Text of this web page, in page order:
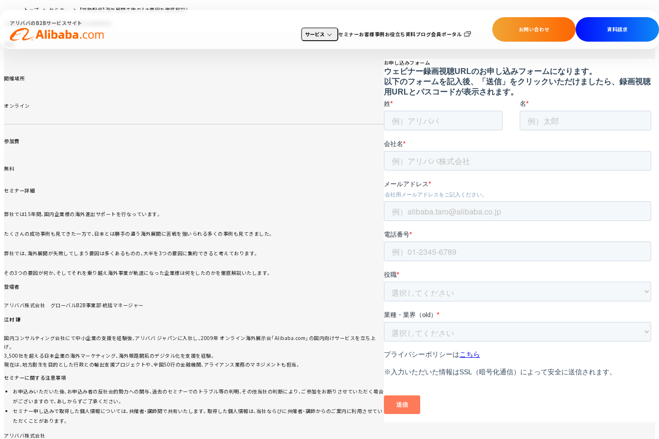
アリババのB2Bサービスサイト
サービス
セミナーお客様事例お役立ち資料ブログ会員ポータル
お問い合わせ 資料請求
トップ セミナー
【常時配信】海外展開失敗の3大要因を徹底解説！
【常時配信】海外展開失敗の3大要因を徹底解説！
開催場所
オンライン
参加費
無料
セミナー詳細
弊社では15年間、国内企業様の海外進出サポートを行なっています。
たくさんの成功事例も見てきた一方で、日本とは勝手の違う海外展開に苦戦を強いられる多くの事例も見てきました。
弊社では、海外展開が失敗してしまう要因は多くあるものの、大半を3つの要因に集約できると考えております。
その3つの要因が何か、そしてそれを乗り越え海外事業が軌道になった企業様は何をしたのかを徹底解説いたします。
登壇者
アリババ株式会社 グローバルB2B事業部 統括マネージャー
江村 謙
国内コンサルティング会社にて中小企業の支援を経験後、アリババ ジャパンに入社し、2009年 オンライン海外展示会「Alibaba.com」の国内向けサービスを立ち上
げ。
3,500社を超える日本企業の海外マーケティング、海外販路開拓のデジタル化を支援を経験。
現在は、地方創生を目的とした行政との輸出支援プロジェクトや、全国50行の金融機関、アライアンス業務のマネジメントも担当。
セミナーに関する注意事項
お申込みいただいた後、お申込み者の反社会的勢力への関与、過去のセミナーでのトラブル等の判明、その他当社の判断により、ご参加をお断りさせていただく場合
がございますので、あしからずご了承ください。
セミナー申し込みで取得した個人情報については、共催者・講師間で共有いたします。取得した個人情報は、当社ならびに共催者・講師からのご案内に利用させてい
ただくことがあります。
アリババ株式会社
お申し込みフォーム